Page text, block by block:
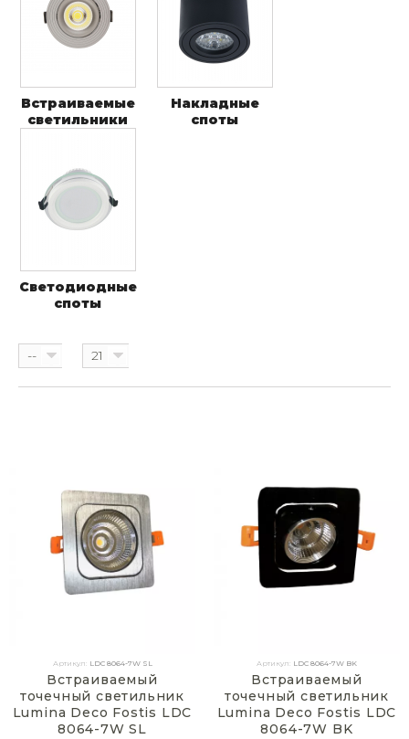
Встраиваемые
светильники
Накладные
споты
Светодиодные
споты
-- 21
Артикул: LDC 8064-7W SL
Встраиваемый
точечный светильник
Lumina Deco Fostis LDC
8064-7W SL
Артикул: LDC 8064-7W BK
Встраиваемый
точечный светильник
Lumina Deco Fostis LDC
8064-7W BK